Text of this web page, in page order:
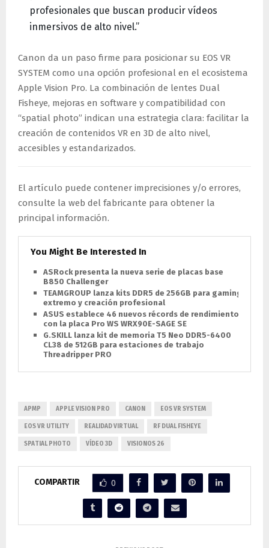
profesionales que buscan producir vídeos
inmersivos de alto nivel.”
Canon da un paso firme para posicionar su EOS VR
SYSTEM como una opción profesional en el ecosistema
Apple Vision Pro. La combinación de lentes Dual
Fisheye, mejoras en software y compatibilidad con
“spatial photo” indican una estrategia clara: facilitar la
creación de contenidos VR en 3D de alto nivel,
accesibles y estandarizados.
El artículo puede contener imprecisiones y/o errores,
consulte la web del fabricante para obtener la
principal información.
You Might Be Interested In
ASRock presenta la nueva serie de placas base
B850 Challenger
TEAMGROUP lanza kits DDR5 de 256GB para gaming
extremo y creación profesional
ASUS establece 46 nuevos récords de rendimiento
con la placa Pro WS WRX90E-SAGE SE
G.SKILL lanza kit de memoria T5 Neo DDR5-6400
CL38 de 512GB para estaciones de trabajo
Threadripper PRO
APMP APPLE VISION PRO CANON EOS VR SYSTEM
EOS VR UTILITY REALIDAD VIRTUAL RF DUAL FISHEYE
SPATIAL PHOTO VÍDEO 3D VISIONOS 26
COMPARTIR 0